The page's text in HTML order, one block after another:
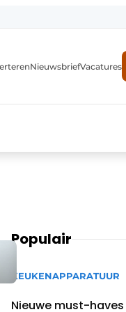
NieuwsbriefVacatures
Populair
KEUKENAPPARATUUR
Nieuwe must-haves